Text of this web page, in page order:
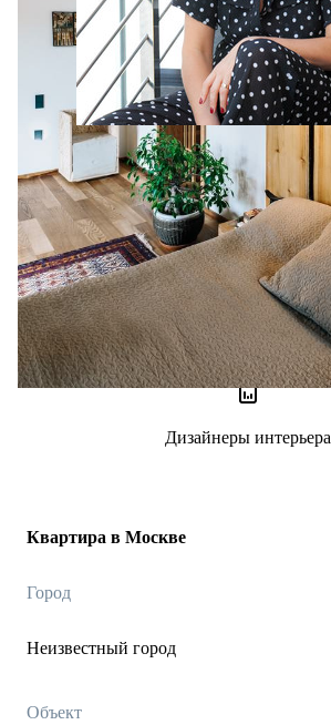
Квартира в Москве
Город
Неизвестный город
Объект
Ольга Иевлева
0
0 отзывов
Дизайнеры интерьера